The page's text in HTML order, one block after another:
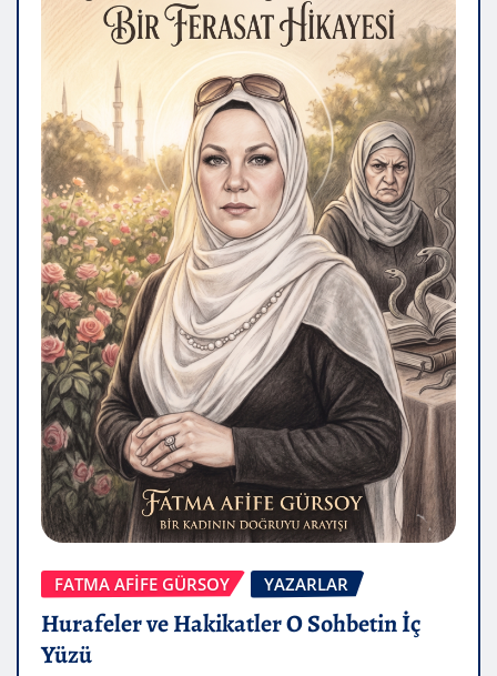
FATMA AFİFE GÜRSOY YAZARLAR
Hurafeler ve Hakikatler O Sohbetin İç
Yüzü